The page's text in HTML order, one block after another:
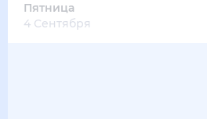
Пятница
4 Сентября